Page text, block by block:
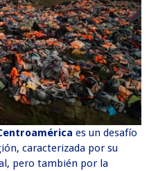
es un desafío
caracterizada por su
pero también por la